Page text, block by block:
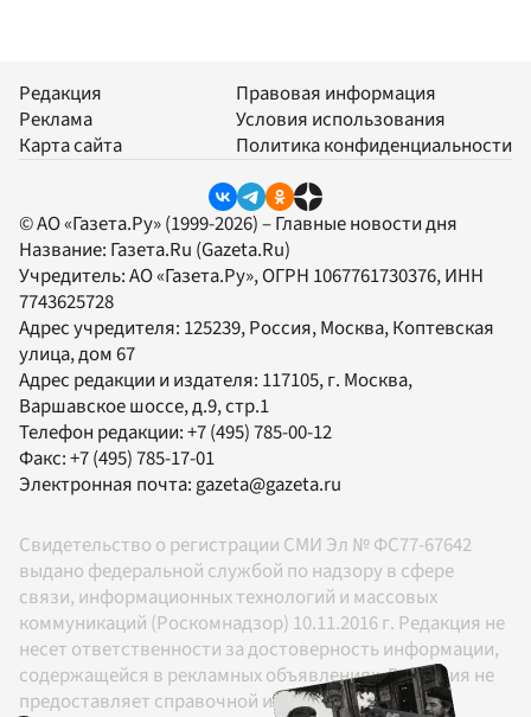
Редакция
Реклама
Карта сайта
Правовая информация
Условия использования
Политика конфиденциальности
© АО «Газета.Ру» (1999-2026) – Главные новости дня
Название: Газета.Ru (Gazeta.Ru)
Учредитель:АО «Газета.Ру», ОГРН 1067761730376, ИНН
7743625728
Адрес учредителя: 125239, Россия, Москва, Коптевская
улица, дом 67
Адрес редакции и издателя: 117105, г. Москва,
Варшавское шоссе, д.9, стр.1
Телефон редакции:+7 (495) 785-00-12
Факс:+7 (495) 785-17-01
Электронная почта:gazeta@gazeta.ru
Свидетельство о регистрации СМИ Эл № ФС77-67642
выдано федеральной службой по надзору в сфере
связи, информационных технологий и массовых
коммуникаций (Роскомнадзор) 10.11.2016 г. Редакция не
несет ответственности за достоверность информации,
содержащейся в рекламных объявлениях. Редакция не
предоставляет справочной информации.